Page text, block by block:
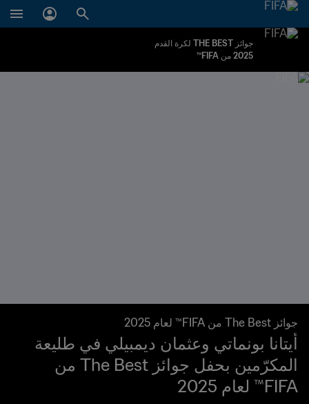
جوائز THE BEST لكرة القدم
2025 من FIFA™
جوائز The Best من FIFA™ لعام 2025
أيتانا بونماتي وعثمان ديمبيلي في طليعة
المكرّمين بحفل جوائز The Best من
FIFA™ لعام 2025